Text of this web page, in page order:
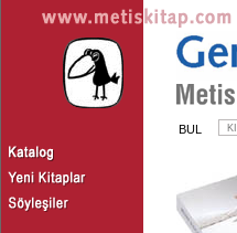
BUL